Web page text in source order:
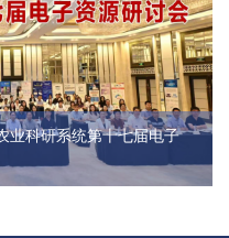
业科研系统第十七届电子